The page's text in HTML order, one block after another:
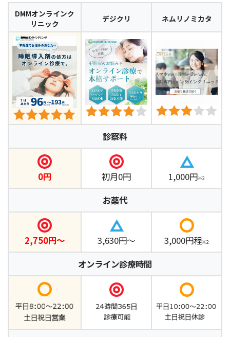
DMMオンラインク
リニック
デジクリ ネムリノミカタ
診察料
0円 初月0円 1,000円※2
お薬代
2,750円～ 3,630円～ 3,000円程※2
オンライン診療時間